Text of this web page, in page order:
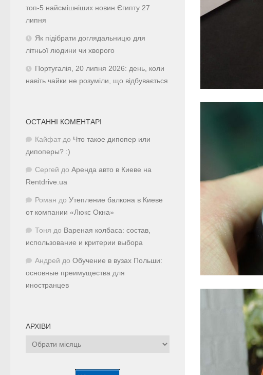
топ-5 найсмішніших новин Єгипту 27
липня
Як підібрати доглядальницю для
літньої людини чи хворого
Португалія, 20 липня 2026: день, коли
навіть чайки не розуміли, що відбувається
ОСТАННІ КОМЕНТАРІ
Кайфат до Что такое дипопер или
дипоперы? :)
Сергей до Аренда авто в Киеве на
Rentdrive.ua
Роман до Утепление балкона в Киеве
от компании «Люкс Окна»
Тоня до Вареная колбаса: состав,
использование и критерии выбора
Андрей до Обучение в вузах Польши:
основные преимущества для
иностранцев
АРХІВИ
Архіви